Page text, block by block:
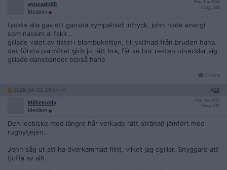
avocado88
Medlem
Reg: Mar 2026
Inlägg: 139
tyckte alla gav ett ganska sympatiskt intryck. john hade energi
som nassim al fakir...
gillade valet av tistel i blombuketten, till skillnad från bruden haha.
det första parmötet gick ju rätt bra, får se hur resten utvecklar sig.
gillade dansbandet också haha
Citera
2026-04-03, 19:57 #12
Milliemolly
Medlem
Reg: Apr 2020
Inlägg: 517
Den lesbiske med längre hår verkade rätt otränad jämfört med
rugbytjejen.
John såg ut att ha överkammad flint, vilket jag ogillar. Snyggare att
tjoffa av allt.